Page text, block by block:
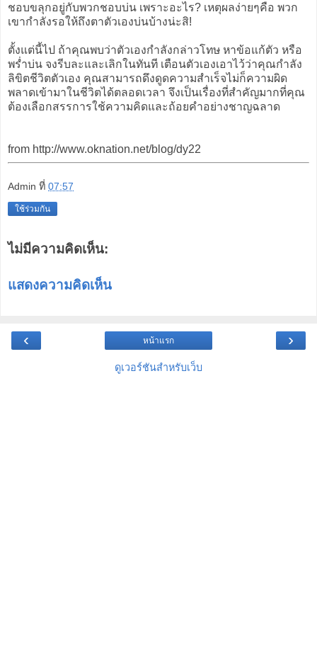
ชอบขลุกอยู่กับพวกชอบบ่น เพราะอะไร? เหตุผลง่ายๆคือ พวก
เขากำลังรอให้ถึงตาตัวเองบ่นบ้างน่ะสิ!
ตั้งแต่นี้ไป ถ้าคุณพบว่าตัวเองกำลังกล่าวโทษ หาข้อแก้ตัว หรือ
พร่ำบ่น จงรีบละและเลิกในทันที เตือนตัวเองเอาไว้ว่าคุณกำลัง
ลิขิตชีวิตตัวเอง คุณสามารถดึงดูดความสำเร็จไม่ก็ความผิด
พลาดเข้ามาในชีวิตได้ตลอดเวลา จึงเป็นเรื่องที่สำคัญมากที่คุณ
ต้องเลือกสรรการใช้ความคิดและถ้อยคำอย่างชาญฉลาด
from http://www.oknation.net/blog/dy22
Admin ที่ 07:57
ใช้ร่วมกัน
ไม่มีความคิดเห็น:
แสดงความคิดเห็น
‹ ›
หน้าแรก
ดูเวอร์ชันสำหรับเว็บ